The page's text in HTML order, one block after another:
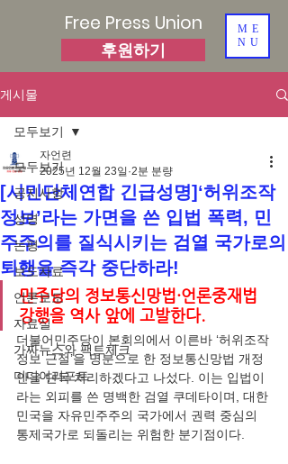
Free Press Union
후원하기
ME
NU
게시물
모두보기
공지사항
성명
논평
보도자료
언론보도
자료실
가짜뉴스와 팩트체크
미디어리포트
모두보기
[시민단체연합 긴급성명]‘허위조작
정보’라는 가면을 쓴 입법 폭력, 민
주주의를 질식시키는 검열 국가로의
퇴행을 즉각 중단하라!
자언련
2025년 12월 23일 2분 분량
민주당의 정보통신망법·언론중재법
강행을 역사 앞에 고발한다.
더불어민주당이 본회의에서 이른바 ‘허위조작
정보 근절’을 명분으로 한 정보통신망법 개정
안을 단독 처리하겠다고 나섰다. 이는 입법이
라는 외피를 쓴 명백한 검열 쿠데타이며, 대한
민국을 자유민주주의 국가에서 권력 중심의
통제국가로 되돌리는 위험한 분기점이다.